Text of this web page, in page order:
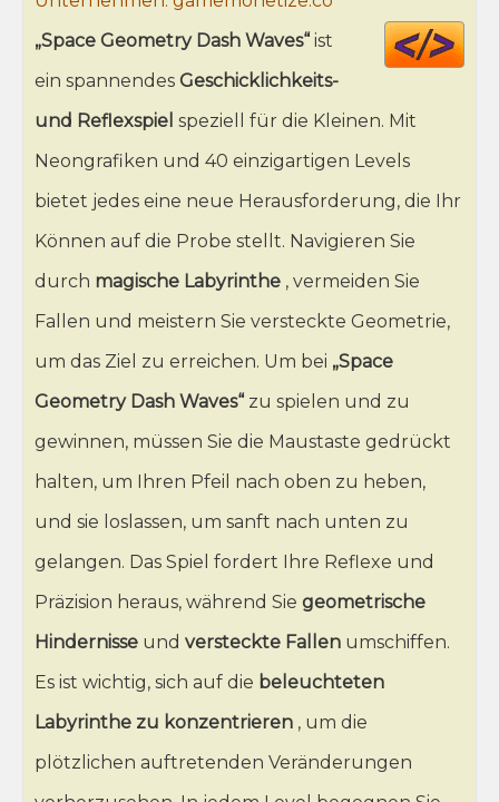
„Space Geometry Dash Waves“ ist
ein spannendes Geschicklichkeits-
und Reflexspiel speziell für die Kleinen. Mit
Neongrafiken und 40 einzigartigen Levels
bietet jedes eine neue Herausforderung, die Ihr
Können auf die Probe stellt. Navigieren Sie
durch magische Labyrinthe , vermeiden Sie
Fallen und meistern Sie versteckte Geometrie,
um das Ziel zu erreichen. Um bei „Space
Geometry Dash Waves“ zu spielen und zu
gewinnen, müssen Sie die Maustaste gedrückt
halten, um Ihren Pfeil nach oben zu heben,
und sie loslassen, um sanft nach unten zu
gelangen. Das Spiel fordert Ihre Reflexe und
Präzision heraus, während Sie geometrische
Hindernisse und versteckte Fallen umschiffen.
Es ist wichtig, sich auf die beleuchteten
Labyrinthe zu konzentrieren , um die
plötzlichen auftretenden Veränderungen